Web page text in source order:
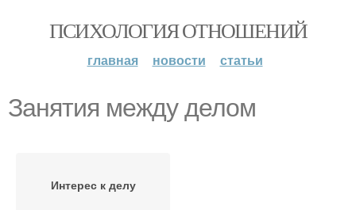
ПСИХОЛОГИЯ ОТНОШЕНИЙ
главная новости статьи
Занятия между делом
Интерес к делу